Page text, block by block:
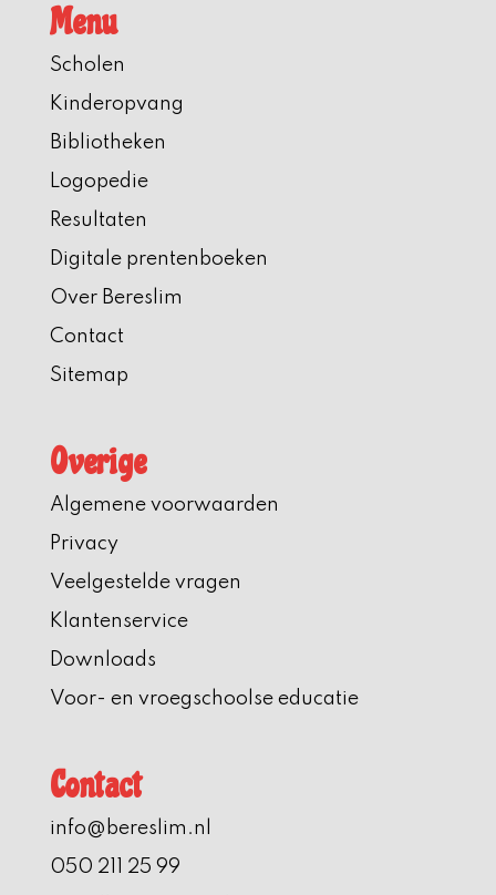
Menu
Scholen
Kinderopvang
Bibliotheken
Logopedie
Resultaten
Digitale prentenboeken
Over Bereslim
Contact
Sitemap
Overige
Algemene voorwaarden
Privacy
Veelgestelde vragen
Klantenservice
Downloads
Voor- en vroegschoolse educatie
Contact
info@bereslim.nl
050 211 25 99